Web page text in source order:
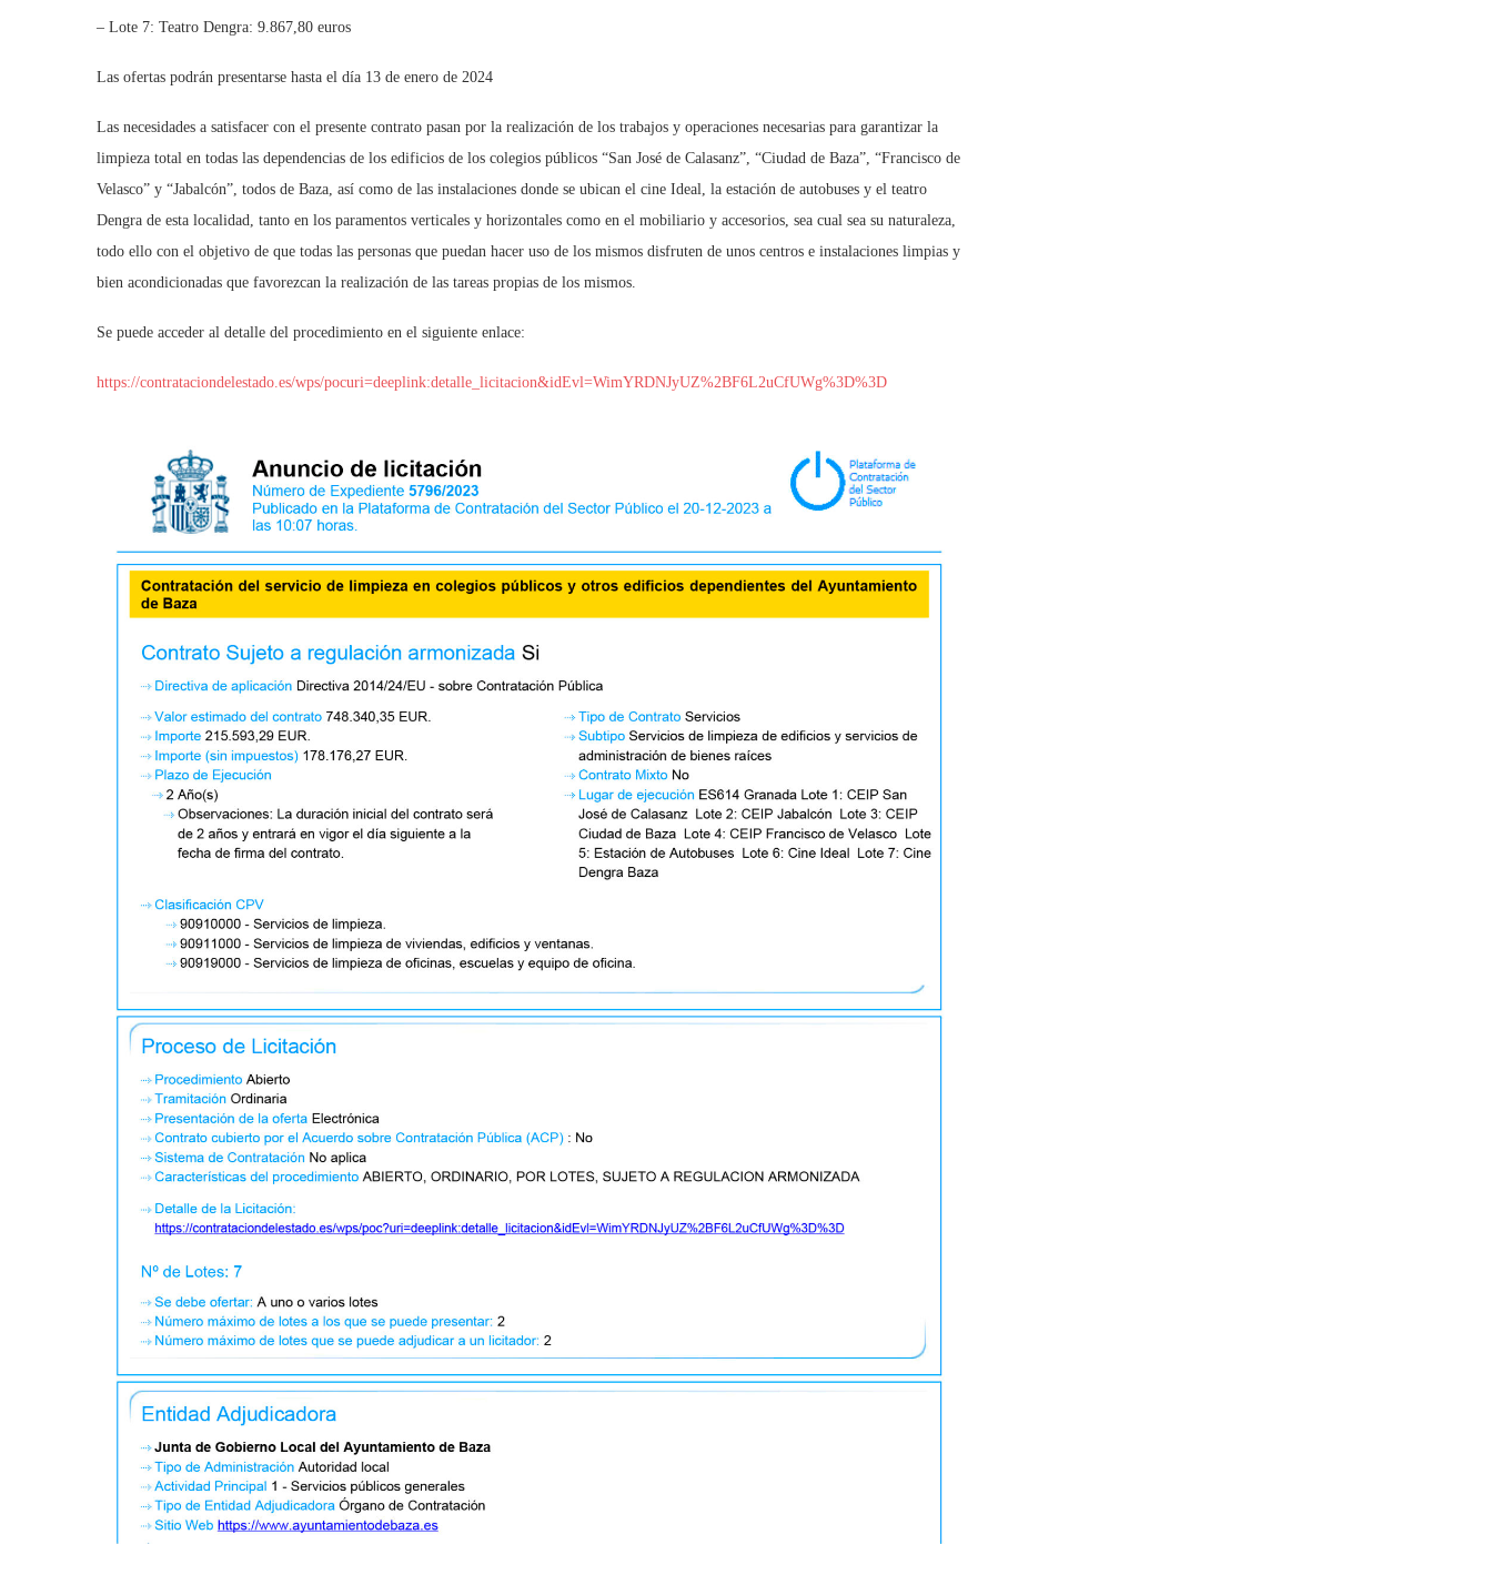
– Lote 7: Teatro Dengra: 9.867,80 euros
Las ofertas podrán presentarse hasta el día 13 de enero de 2024
Las necesidades a satisfacer con el presente contrato pasan por la realización de los trabajos y operaciones necesarias para garantizar la
limpieza total en todas las dependencias de los edificios de los colegios públicos “San José de Calasanz”, “Ciudad de Baza”, “Francisco de
Velasco” y “Jabalcón”, todos de Baza, así como de las instalaciones donde se ubican el cine Ideal, la estación de autobuses y el teatro
Dengra de esta localidad, tanto en los paramentos verticales y horizontales como en el mobiliario y accesorios, sea cual sea su naturaleza,
todo ello con el objetivo de que todas las personas que puedan hacer uso de los mismos disfruten de unos centros e instalaciones limpias y
bien acondicionadas que favorezcan la realización de las tareas propias de los mismos.
Se puede acceder al detalle del procedimiento en el siguiente enlace:
https://contrataciondelestado.es/wps/pocuri=deeplink:detalle_licitacion&idEvl=WimYRDNJyUZ%2BF6L2uCfUWg%3D%3D